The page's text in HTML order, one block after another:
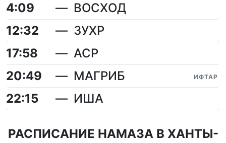
4:09
ВОСХОД
12:32
ЗУХР
17:58
АСР
20:49
МАГРИБ ИФТАР
22:15 ИША
РАСПИСАНИЕ НАМАЗА В ХАНТЫ-